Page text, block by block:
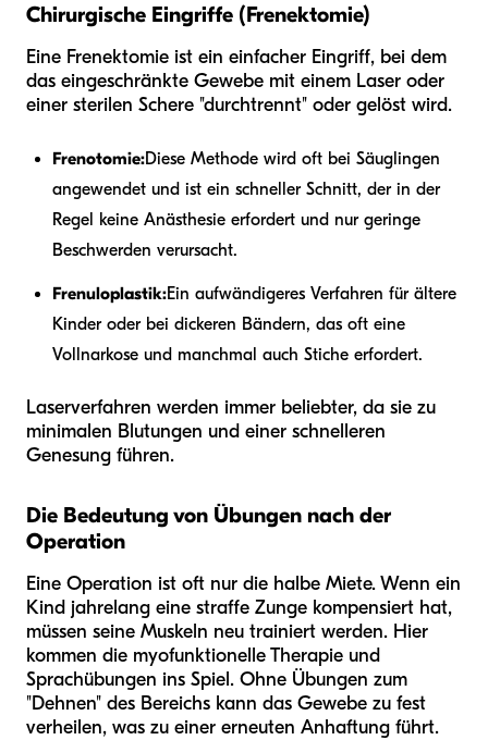
Chirurgische Eingriffe (Frenektomie)
Eine Frenektomie ist ein einfacher Eingriff, bei dem
das eingeschränkte Gewebe mit einem Laser oder
einer sterilen Schere "durchtrennt" oder gelöst wird.
Frenotomie:Diese Methode wird oft bei Säuglingen
angewendet und ist ein schneller Schnitt, der in der
Regel keine Anästhesie erfordert und nur geringe
Beschwerden verursacht.
Frenuloplastik:Ein aufwändigeres Verfahren für ältere
Kinder oder bei dickeren Bändern, das oft eine
Vollnarkose und manchmal auch Stiche erfordert.
Laserverfahren werden immer beliebter, da sie zu
minimalen Blutungen und einer schnelleren
Genesung führen.
Die Bedeutung von Übungen nach der
Operation
Eine Operation ist oft nur die halbe Miete. Wenn ein
Kind jahrelang eine straffe Zunge kompensiert hat,
müssen seine Muskeln neu trainiert werden. Hier
kommen die myofunktionelle Therapie und
Sprachübungen ins Spiel. Ohne Übungen zum
"Dehnen" des Bereichs kann das Gewebe zu fest
verheilen, was zu einer erneuten Anhaftung führt.